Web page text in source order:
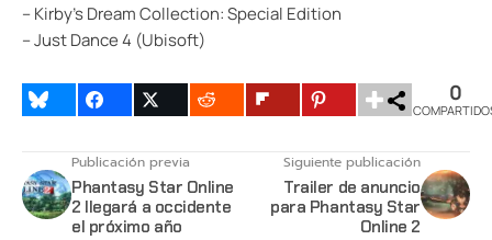
– Kirby’s Dream Collection: Special Edition
– Just Dance 4 (Ubisoft)
0
Publicación previa
Phantasy Star Online
2 llegará a occidente
el próximo año
Siguiente publicación
Trailer de anuncio
para Phantasy Star
Online 2